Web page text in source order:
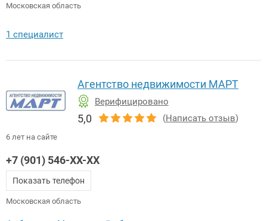
Московская область
1 специалист
Агентство недвижимости МАРТ
Верифицировано
5,0 (Написать отзыв)
6 лет на сайте
+7 (901) 546-XX-XX
Показать телефон
Московская область